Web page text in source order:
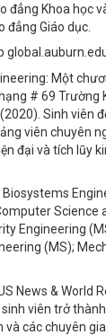
đẳng Khoa học
đẳng Giáo dục.
Một
# 69 Trường
Sinh viên
viên chuyên
đại và tích lũy
Science
Engineering
(MS);
News & World
viên trở
các chuyên